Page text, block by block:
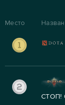
Место
СТОП!